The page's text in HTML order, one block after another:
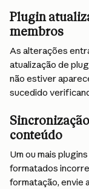
Plugin
membros
As alterações
atualização de
não estiver
sucedido
conteúdo
Um ou mais
formatados
formatação, envie